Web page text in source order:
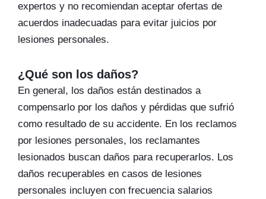
expertos y no recomiendan aceptar ofertas de
acuerdos inadecuadas para evitar juicios por
lesiones personales.
¿Qué son los daños?
En general, los daños están destinados a
compensarlo por los daños y pérdidas que sufrió
como resultado de su accidente. En los reclamos
por lesiones personales, los reclamantes
lesionados buscan daños para recuperarlos. Los
daños recuperables en casos de lesiones
personales incluyen con frecuencia salarios